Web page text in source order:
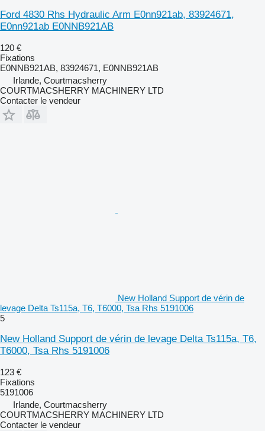
Ford 4830 Rhs Hydraulic Arm E0nn921ab, 83924671,
E0nn921ab E0NNB921AB
120 €
Fixations
E0NNB921AB, 83924671, E0NNB921AB
Irlande, Courtmacsherry
COURTMACSHERRY MACHINERY LTD
Contacter le vendeur
New Holland Support de vérin de
levage Delta Ts115a, T6, T6000, Tsa Rhs 5191006
5
New Holland Support de vérin de levage Delta Ts115a, T6,
T6000, Tsa Rhs 5191006
123 €
Fixations
5191006
Irlande, Courtmacsherry
COURTMACSHERRY MACHINERY LTD
Contacter le vendeur